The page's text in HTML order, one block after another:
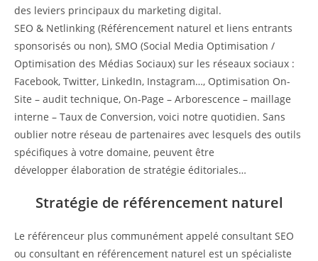
des leviers principaux du marketing digital.
SEO & Netlinking (Référencement naturel et liens entrants
sponsorisés ou non), SMO (Social Media Optimisation /
Optimisation des Médias Sociaux) sur les réseaux sociaux :
Facebook, Twitter, LinkedIn, Instagram…, Optimisation On-
Site – audit technique, On-Page – Arborescence – maillage
interne – Taux de Conversion, voici notre quotidien. Sans
oublier notre réseau de partenaires avec lesquels des outils
spécifiques à votre domaine, peuvent être
développer élaboration de stratégie éditoriales…
Stratégie de référencement naturel
Le référenceur plus communément appelé consultant SEO
ou consultant en référencement naturel est un spécialiste